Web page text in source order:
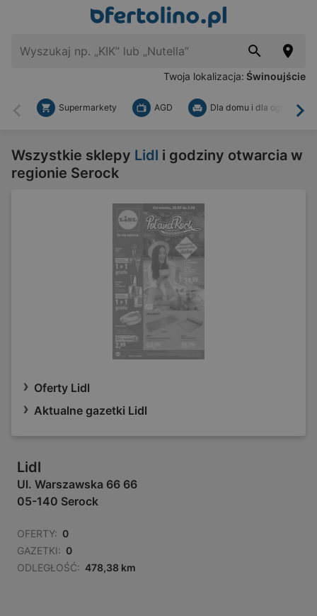
Twoja lokalizacja: Świnoujście
Wstecz
Supermarkety AGD Dla domu i dla ogrodu
Wszystkie sklepy Lidl i godziny otwarcia w
regionie Serock
Oferty Lidl
Aktualne gazetki Lidl
Lidl
Ul. Warszawska 66 66
05-140 Serock
OFERTY: 0
GAZETKI: 0
ODLEGŁOŚĆ: 478,38 km